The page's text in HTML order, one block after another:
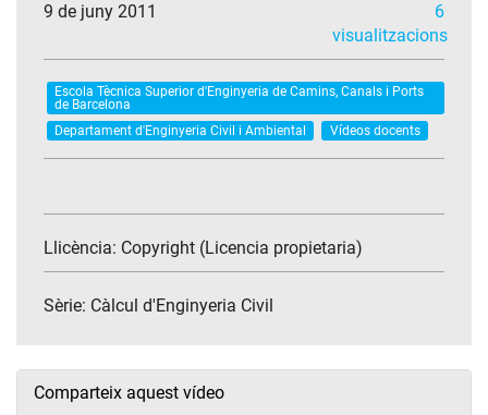
9 de juny 2011
6
visualitzacions
Escola Tècnica Superior d'Enginyeria de Camins, Canals i Ports
de Barcelona
Departament d'Enginyeria Civil i Ambiental
Vídeos docents
Llicència: Copyright (Licencia propietaria)
Sèrie: Càlcul d'Enginyeria Civil
Comparteix aquest vídeo